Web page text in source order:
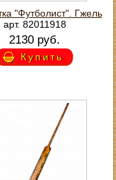
"Футболист". Гжель
арт. 82011918
2130 руб.
Купить